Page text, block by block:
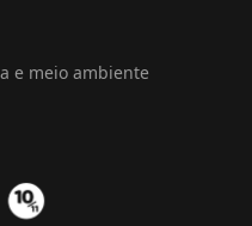
e meio ambiente